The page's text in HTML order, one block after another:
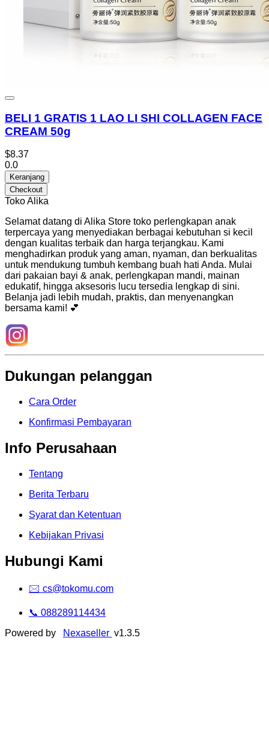
BELI 1 GRATIS 1 LAO LI SHI COLLAGEN FACE
CREAM 50g
$8.37
0.0
Keranjang
Checkout
Toko Alika
Selamat datang di Alika Store toko perlengkapan anak
terpercaya yang menyediakan berbagai kebutuhan si kecil
dengan kualitas terbaik dan harga terjangkau. Kami
menghadirkan produk yang aman, nyaman, dan berkualitas
untuk mendukung tumbuh kembang buah hati Anda. Mulai
dari pakaian bayi & anak, perlengkapan mandi, mainan
edukatif, hingga aksesoris lucu tersedia lengkap di sini.
Belanja jadi lebih mudah, praktis, dan menyenangkan
bersama kami! 💕
Dukungan pelanggan
Cara Order
Konfirmasi Pembayaran
Info Perusahaan
Tentang
Berita Terbaru
Syarat dan Ketentuan
Kebijakan Privasi
Hubungi Kami
🖂 cs@tokomu.com
📞 088289114434
Powered by
Nexaseller v1.3.5